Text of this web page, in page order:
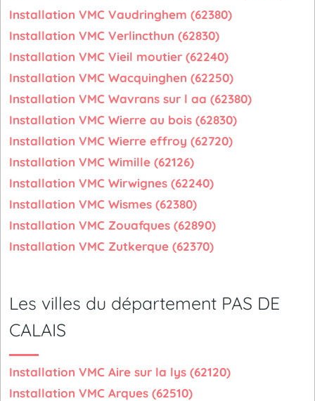
Installation VMC Vaudringhem (62380)
Installation VMC Verlincthun (62830)
Installation VMC Vieil moutier (62240)
Installation VMC Wacquinghen (62250)
Installation VMC Wavrans sur l aa (62380)
Installation VMC Wierre au bois (62830)
Installation VMC Wierre effroy (62720)
Installation VMC Wimille (62126)
Installation VMC Wirwignes (62240)
Installation VMC Wismes (62380)
Installation VMC Zouafques (62890)
Installation VMC Zutkerque (62370)
Les villes du département PAS DE
CALAIS
Installation VMC Aire sur la lys (62120)
Installation VMC Arques (62510)